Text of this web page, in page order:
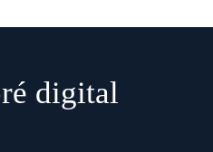
digital